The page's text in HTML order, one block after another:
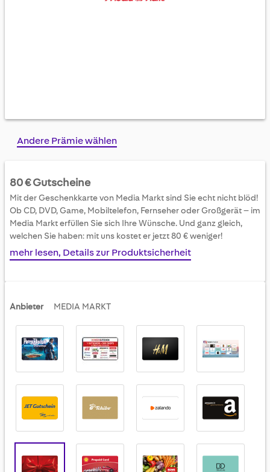
Skip
the
of
the
images
gallery
Andere Prämie wählen
80 € Gutscheine
Mit der Geschenkkarte von Media Markt sind Sie echt nicht blöd!
Ob CD, DVD, Game, Mobiltelefon, Fernseher oder Großgerät – im
Media Markt erfüllen Sie sich Ihre Wünsche. Und ganz gleich,
welchen Sie haben: mit uns kostet er jetzt 80 € weniger!
mehr lesen, Details zur Produktsicherheit
Anbieter MEDIA MARKT